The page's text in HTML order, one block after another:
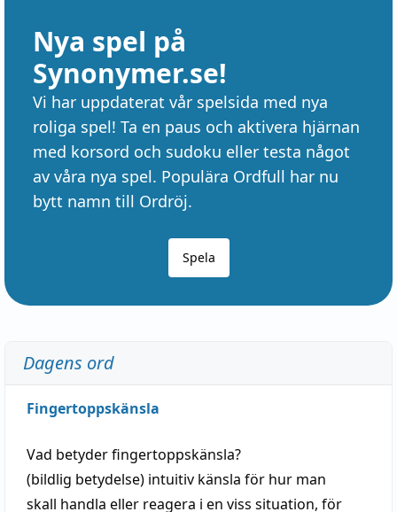
Nya spel på
Synonymer.se!
Vi har uppdaterat vår spelsida med nya
roliga spel! Ta en paus och aktivera hjärnan
med korsord och sudoku eller testa något
av våra nya spel. Populära Ordfull har nu
bytt namn till Ordröj.
Spela
Dagens ord
Fingertoppskänsla
Vad betyderfingertoppskänsla?
(bildlig betydelse) intuitiv känsla för hur man
skall handla eller reagera i en viss situation, för